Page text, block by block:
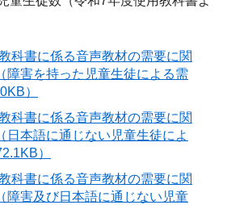
科書に係る音声教材の需要に関
障害を持った児童生徒による需
）
科書に係る音声教材の需要に関
日本語に通じない児童生徒によ
）
科書に係る音声教材の需要に関
障害及び日本語に通じない児童